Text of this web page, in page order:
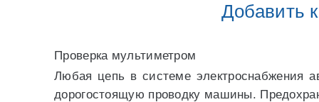
Добавить
Проверка мультиметром
Любая цепь в системе электроснабжения
дорогостоящую проводку машины.